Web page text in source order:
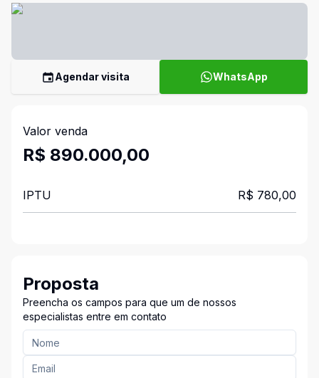
Agendar visita WhatsApp
Valor venda
R$ 890.000,00
IPTU R$ 780,00
Proposta
Preencha os campos para que um de nossos
especialistas entre em contato